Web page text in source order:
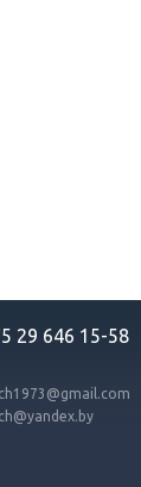
29 646 15-58